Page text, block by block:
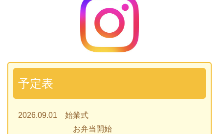
予定表
2026.09.01 始業式
お弁当開始